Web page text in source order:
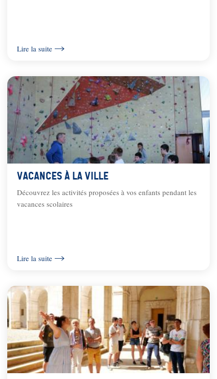
Lire la suite
Vacances à la ville
Découvrez les activités proposées à vos enfants pendant les
vacances scolaires
Lire la suite